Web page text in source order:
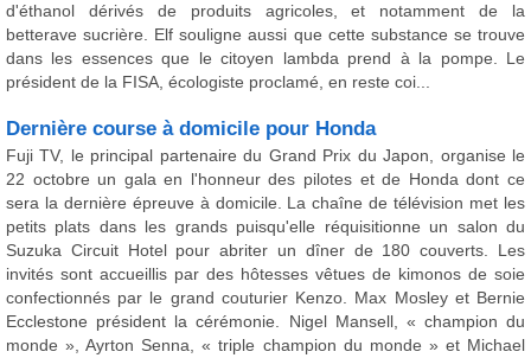
d'éthanol dérivés de produits agricoles, et notamment de la
betterave sucrière. Elf souligne aussi que cette substance se trouve
dans les essences que le citoyen lambda prend à la pompe. Le
président de la FISA, écologiste proclamé, en reste coi...
Dernière course à domicile pour Honda
Fuji TV, le principal partenaire du Grand Prix du Japon, organise le
22 octobre un gala en l'honneur des pilotes et de Honda dont ce
sera la dernière épreuve à domicile. La chaîne de télévision met les
petits plats dans les grands puisqu'elle réquisitionne un salon du
Suzuka Circuit Hotel pour abriter un dîner de 180 couverts. Les
invités sont accueillis par des hôtesses vêtues de kimonos de soie
confectionnés par le grand couturier Kenzo. Max Mosley et Bernie
Ecclestone président la cérémonie. Nigel Mansell, « champion du
monde », Ayrton Senna, « triple champion du monde » et Michael